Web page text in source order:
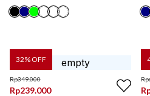
32% OFF
Rp349.000
Rp239.000
Rp